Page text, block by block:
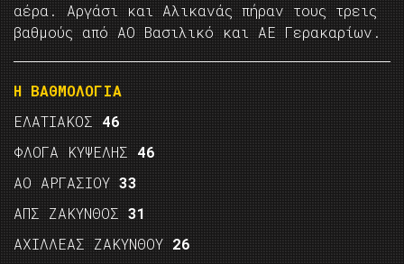
αέρα. Αργάσι και Αλικανάς πήραν τους τρεις
βαθμούς από ΑΟ Βασιλικό και ΑΕ Γερακαρίων.
Η ΒΑΘΜΟΛΟΓΙΑ
ΕΛΑΤΙΑΚΟΣ 46
ΦΛΟΓΑ ΚΥΨΕΛΗΣ 46
ΑΟ ΑΡΓΑΣΙΟΥ 33
ΑΠΣ ΖΑΚΥΝΘΟΣ 31
ΑΧΙΛΛΕΑΣ ΖΑΚΥΝΘΟΥ 26